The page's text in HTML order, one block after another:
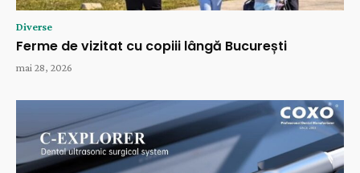
Diverse
Ferme de vizitat cu copiii lângă București
mai 28, 2026